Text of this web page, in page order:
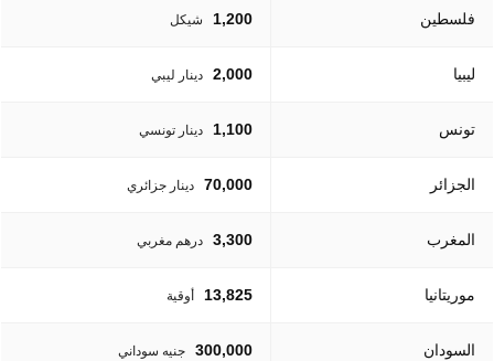
فلسطين 1,200 شيكل
ليبيا 2,000 دينار ليبي
تونس 1,100 دينار تونسي
الجزائر 70,000 دينار جزائري
المغرب 3,300 درهم مغربي
موريتانيا 13,825 أوقية
السودان 300,000 جنيه سوداني